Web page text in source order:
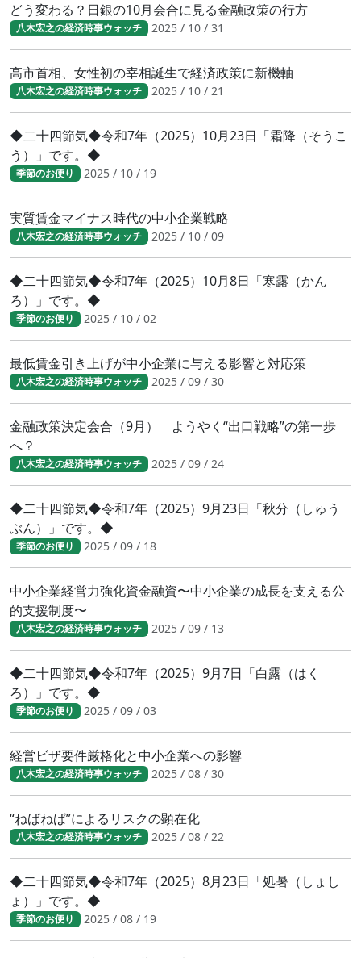
どう変わる？日銀の10月会合に見る金融政策の行方
八木宏之の経済時事ウォッチ 2025 / 10 / 31
高市首相、女性初の宰相誕生で経済政策に新機軸
八木宏之の経済時事ウォッチ 2025 / 10 / 21
◆二十四節気◆令和7年（2025）10月23日「霜降（そうこ
う）」です。◆
季節のお便り 2025 / 10 / 19
実質賃金マイナス時代の中小企業戦略
八木宏之の経済時事ウォッチ 2025 / 10 / 09
◆二十四節気◆令和7年（2025）10月8日「寒露（かん
ろ）」です。◆
季節のお便り 2025 / 10 / 02
最低賃金引き上げが中小企業に与える影響と対応策
八木宏之の経済時事ウォッチ 2025 / 09 / 30
金融政策決定会合（9月） ようやく“出口戦略”の第一歩
へ？
八木宏之の経済時事ウォッチ 2025 / 09 / 24
◆二十四節気◆令和7年（2025）9月23日「秋分（しゅう
ぶん）」です。◆
季節のお便り 2025 / 09 / 18
中小企業経営力強化資金融資〜中小企業の成長を支える公
的支援制度〜
八木宏之の経済時事ウォッチ 2025 / 09 / 13
◆二十四節気◆令和7年（2025）9月7日「白露（はく
ろ）」です。◆
季節のお便り 2025 / 09 / 03
経営ビザ要件厳格化と中小企業への影響
八木宏之の経済時事ウォッチ 2025 / 08 / 30
“ねばねば”によるリスクの顕在化
八木宏之の経済時事ウォッチ 2025 / 08 / 22
◆二十四節気◆令和7年（2025）8月23日「処暑（しょし
ょ）」です。◆
季節のお便り 2025 / 08 / 19